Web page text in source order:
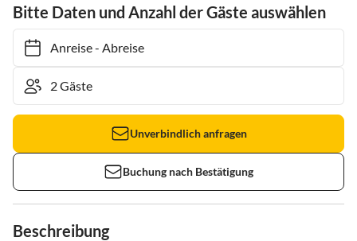
Bitte Daten und Anzahl der Gäste auswählen
Anreise- Abreise
Unverbindlich anfragen
Buchung nach Bestätigung
Beschreibung